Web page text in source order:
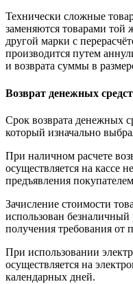
Технически сложные
заменяются товарами той
другой марки с
производится путем
и возврата суммы в
Возврат денежных
Срок возврата денежных
который изначально
При наличном расчете
осуществляется на кассе
предъявления
Зачисление стоимости
использован безналичный
получения требования от
При использовании
осуществляется на
календарных дней.